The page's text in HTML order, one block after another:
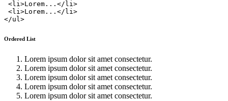
<li>Lorem...</li>
<li>Lorem...</li>
Ordered List
Lorem ipsum dolor sit amet consectetur.
Lorem ipsum dolor sit amet consectetur.
Lorem ipsum dolor sit amet consectetur.
Lorem ipsum dolor sit amet consectetur.
Lorem ipsum dolor sit amet consectetur.